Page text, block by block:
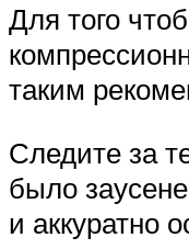
Для того
таким
Следите за
было
и аккуратно